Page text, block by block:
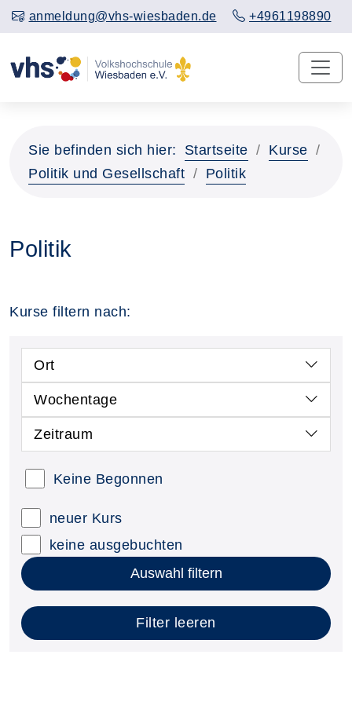
anmeldung@vhs-wiesbaden.de +4961198890
Sie befinden sich hier: Startseite
Kurse
Politik und Gesellschaft
Politik
Politik
Kurse filtern nach:
Ort
Wochentage
Zeitraum
Keine Begonnen
neuer Kurs
keine ausgebuchten
Auswahl filtern
Filter leeren